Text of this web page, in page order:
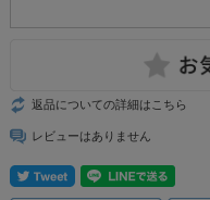
返品についての詳細はこちら
レビューはありません